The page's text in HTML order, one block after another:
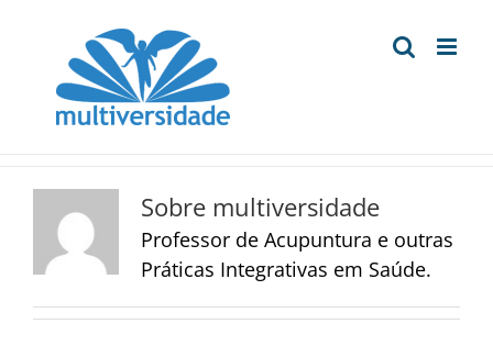
conteúdo
Sobre multiversidade
Professor de Acupuntura e outras
Práticas Integrativas em Saúde.